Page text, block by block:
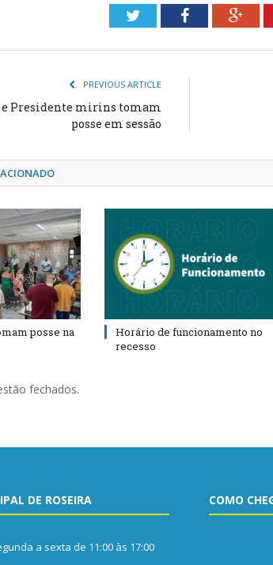
TwitterFacebook
PREVIOUS ARTICLE
Presidente mirins tomam
posse em sessão
posse na
Horário de funcionamento no
recesso
fechados.
DE ROSEIRA
a sexta de 11:00 às 17:00
COMO